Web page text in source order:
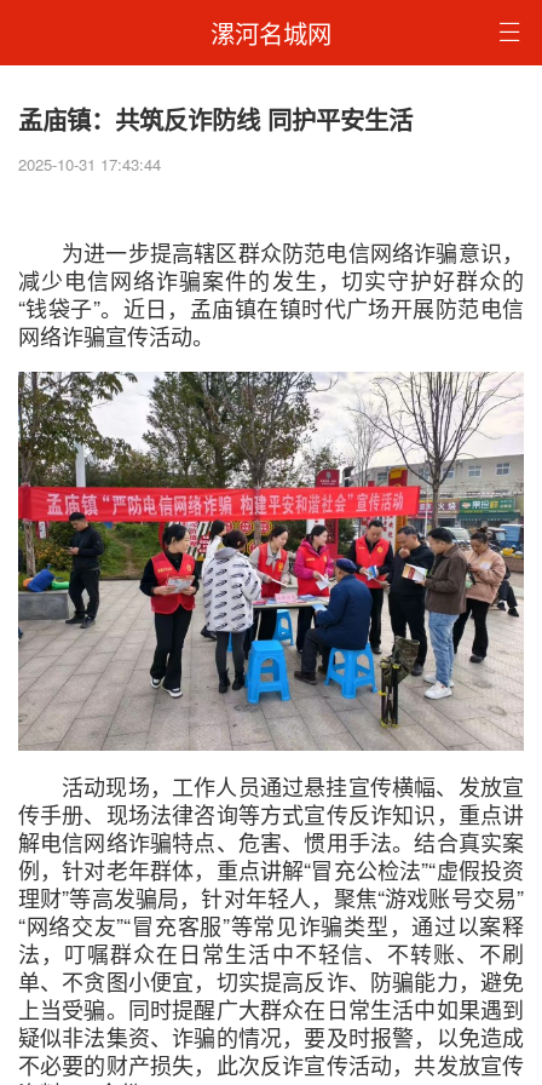
漯河名城网
孟庙镇：共筑反诈防线 同护平安生活
2025-10-31 17:43:44
为进一步提高辖区群众防范电信网络诈骗意识，
减少电信网络诈骗案件的发生，切实守护好群众的
“钱袋子”。近日，孟庙镇在镇时代广场开展防范电信
网络诈骗宣传活动。
活动现场，工作人员通过悬挂宣传横幅、发放宣
传手册、现场法律咨询等方式宣传反诈知识，重点讲
解电信网络诈骗特点、危害、惯用手法。结合真实案
例，针对老年群体，重点讲解“冒充公检法”“虚假投资
理财”等高发骗局，针对年轻人，聚焦“游戏账号交易”
“网络交友”“冒充客服”等常见诈骗类型，通过以案释
法，叮嘱群众在日常生活中不轻信、不转账、不刷
单、不贪图小便宜，切实提高反诈、防骗能力，避免
上当受骗。同时提醒广大群众在日常生活中如果遇到
疑似非法集资、诈骗的情况，要及时报警，以免造成
不必要的财产损失，此次反诈宣传活动，共发放宣传